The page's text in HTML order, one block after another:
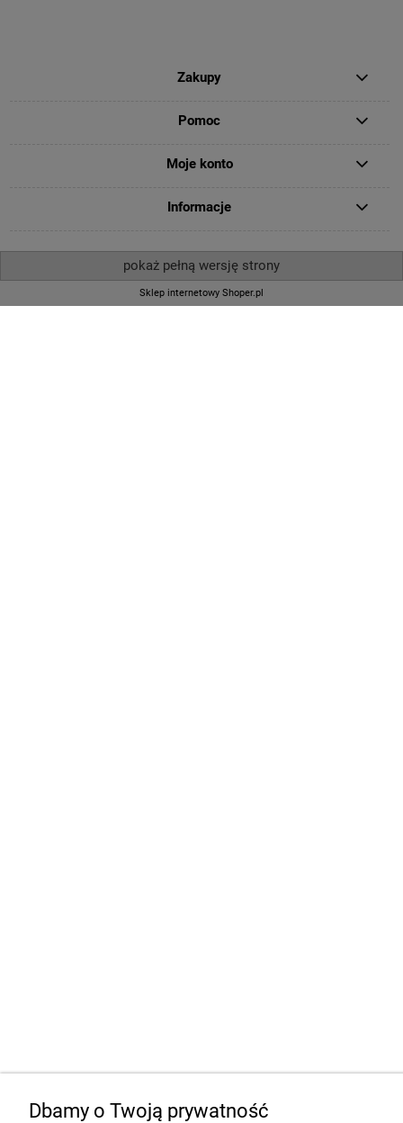
Zakupy
Pomoc
Moje konto
Informacje
pokaż pełną wersję strony
Sklep internetowy Shoper.pl
Dbamy o Twoją prywatność